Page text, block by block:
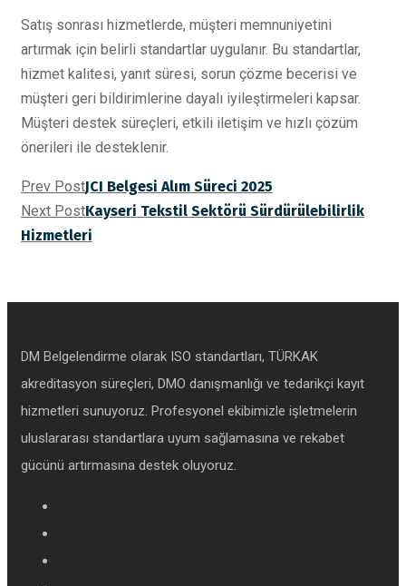
Satış sonrası hizmetlerde, müşteri memnuniyetini
artırmak için belirli standartlar uygulanır. Bu standartlar,
hizmet kalitesi, yanıt süresi, sorun çözme becerisi ve
müşteri geri bildirimlerine dayalı iyileştirmeleri kapsar.
Müşteri destek süreçleri, etkili iletişim ve hızlı çözüm
önerileri ile desteklenir.
Prev PostJCI Belgesi Alım Süreci 2025
Next PostKayseri Tekstil Sektörü Sürdürülebilirlik
Hizmetleri
DM Belgelendirme olarak ISO standartları, TÜRKAK
akreditasyon süreçleri, DMO danışmanlığı ve tedarikçi kayıt
hizmetleri sunuyoruz. Profesyonel ekibimizle işletmelerin
uluslararası standartlara uyum sağlamasına ve rekabet
gücünü artırmasına destek oluyoruz.